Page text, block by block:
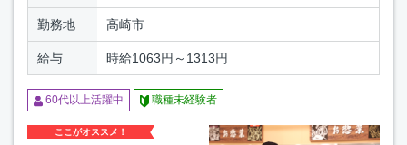
勤務地 高崎市
給与 時給1063円～1313円
60代以上活躍中 職種未経験者
ここがオススメ！